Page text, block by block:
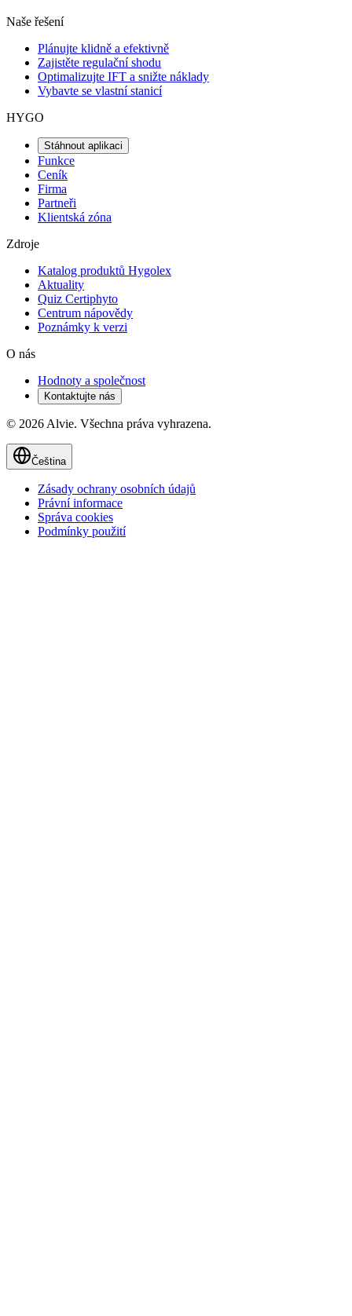
Naše řešení
Plánujte klidně a efektivně
Zajistěte regulační shodu
Optimalizujte IFT a snižte náklady
Vybavte se vlastní stanicí
HYGO
Stáhnout aplikaci
Funkce
Ceník
Firma
Partneři
Klientská zóna
Zdroje
Katalog produktů Hygolex
Aktuality
Quiz Certiphyto
Centrum nápovědy
Poznámky k verzi
O nás
Hodnoty a společnost
Kontaktujte nás
© 2026 Alvie. Všechna práva vyhrazena.
Čeština
Zásady ochrany osobních údajů
Právní informace
Správa cookies
Podmínky použití